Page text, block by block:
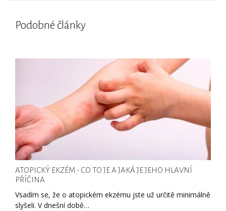
Podobné články
ATOPICKÝ EKZÉM - CO TO JE A JAKÁ JE JEHO HLAVNÍ
PŘÍČINA
Vsadím se, že o atopickém ekzému jste už určitě minimálně
slyšeli. V dnešní době…